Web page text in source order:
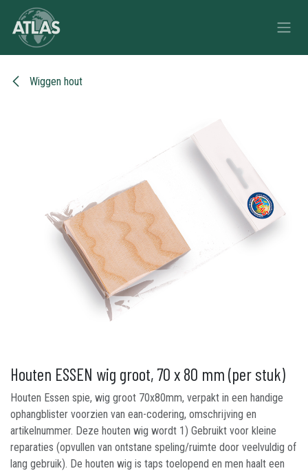
Overslaan naar inhoud
Wiggen hout
Houten ESSEN wig groot, 70 x 80 mm (per stuk)
Houten Essen spie, wig groot 70x80mm, verpakt in een handige
ophangblister voorzien van ean-codering, omschrijving en
artikelnummer. Deze houten wig wordt 1) Gebruikt voor kleine
reparaties (opvullen van ontstane speling/ruimte door veelvuldig of
lang gebruik). De houten wig is taps toelopend en men haalt een